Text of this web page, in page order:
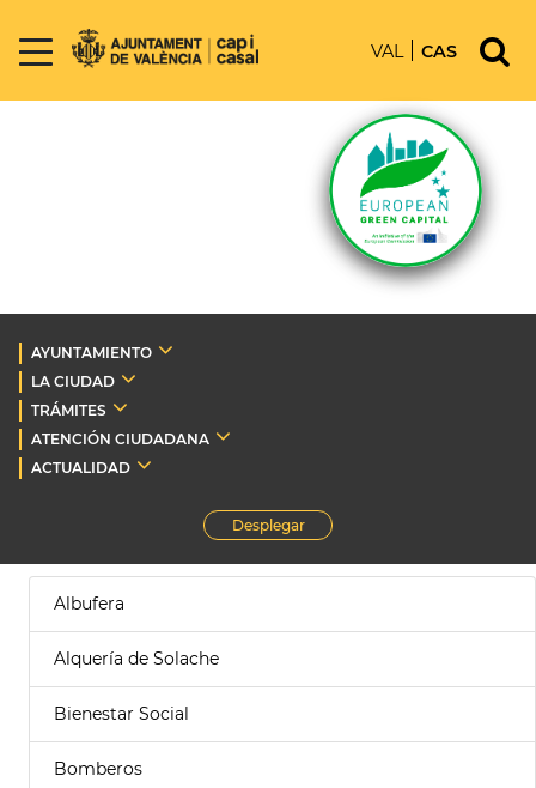
VAL CAS
AYUNTAMIENTO
LA CIUDAD
TRÁMITES
ATENCIÓN CIUDADANA
ACTUALIDAD
Desplegar
Albufera
Alquería de Solache
Bienestar Social
Bomberos